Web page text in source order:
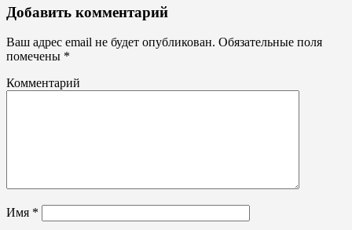
Буквы,
символы
Лайтбоксы,
световые
вывески
Добавить комментарий
Ваш адрес email не будет опубликован. Обязательные поля
помечены *
Комментарий
Имя *